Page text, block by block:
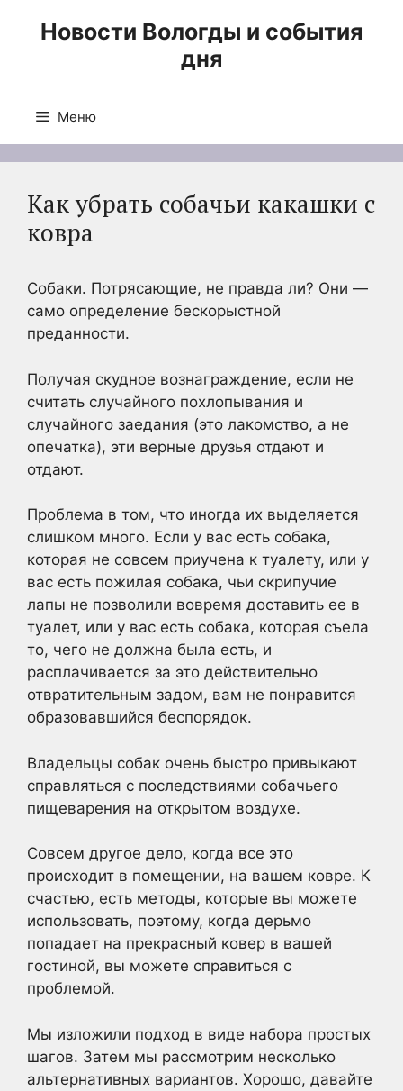
Новости Вологды и события
дня
Меню
Как убрать собачьи какашки с
ковра
Собаки. Потрясающие, не правда ли? Они —
само определение бескорыстной
преданности.
Получая скудное вознаграждение, если не
считать случайного похлопывания и
случайного заедания (это лакомство, а не
опечатка), эти верные друзья отдают и
отдают.
Проблема в том, что иногда их выделяется
слишком много. Если у вас есть собака,
которая не совсем приучена к туалету, или у
вас есть пожилая собака, чьи скрипучие
лапы не позволили вовремя доставить ее в
туалет, или у вас есть собака, которая съела
то, чего не должна была есть, и
расплачивается за это действительно
отвратительным задом, вам не понравится
образовавшийся беспорядок.
Владельцы собак очень быстро привыкают
справляться с последствиями собачьего
пищеварения на открытом воздухе.
Совсем другое дело, когда все это
происходит в помещении, на вашем ковре. К
счастью, есть методы, которые вы можете
использовать, поэтому, когда дерьмо
попадает на прекрасный ковер в вашей
гостиной, вы можете справиться с
проблемой.
Мы изложили подход в виде набора простых
шагов. Затем мы рассмотрим несколько
альтернативных вариантов. Хорошо, давайте